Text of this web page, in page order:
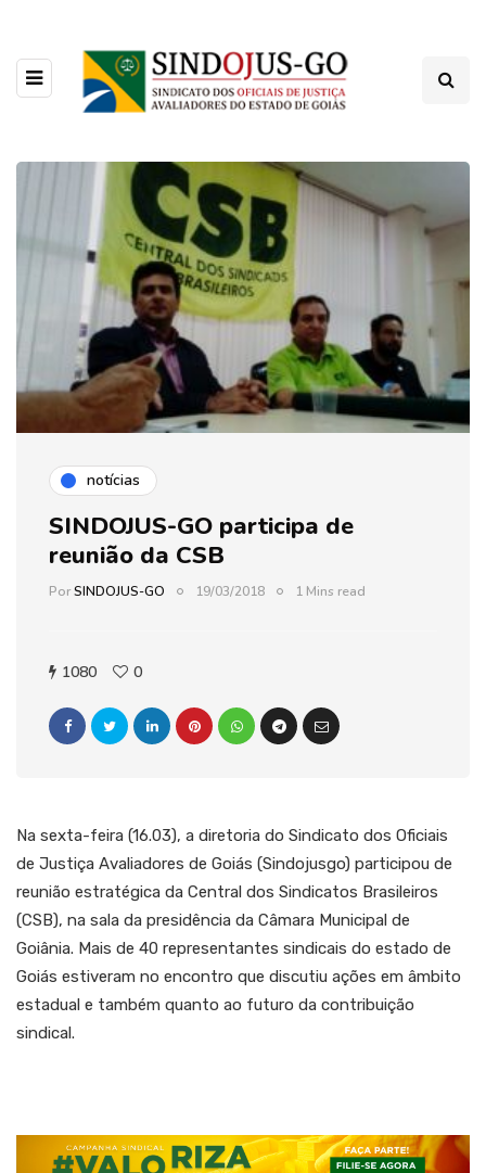
notícias
SINDOJUS-GO participa de
reunião da CSB
PorSINDOJUS-GO 19/03/2018 1 Mins read
1080 0
Na sexta-feira (16.03), a diretoria do Sindicato dos Oficiais
de Justiça Avaliadores de Goiás (Sindojusgo) participou de
reunião estratégica da Central dos Sindicatos Brasileiros
(CSB), na sala da presidência da Câmara Municipal de
Goiânia. Mais de 40 representantes sindicais do estado de
Goiás estiveram no encontro que discutiu ações em âmbito
estadual e também quanto ao futuro da contribuição
sindical.